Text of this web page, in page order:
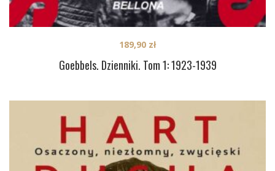
Goebbels. Dzienniki. Tom 1: 1923-1939
189,90 zł